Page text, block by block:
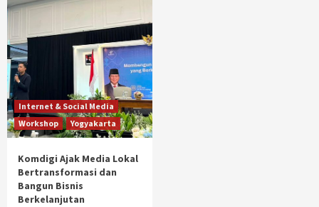
Internet & Social Media
Workshop
Yogyakarta
Komdigi Ajak Media Lokal
Bertransformasi dan
Bangun Bisnis
Berkelanjutan